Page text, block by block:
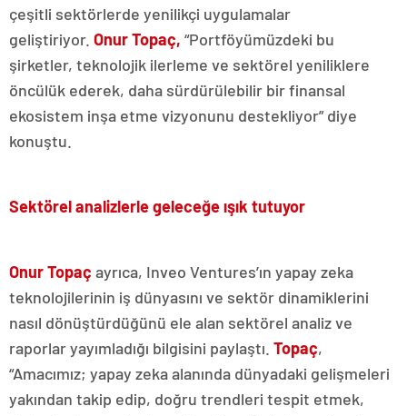
çeşitli sektörlerde yenilikçi uygulamalar
geliştiriyor. Onur Topaç, “Portföyümüzdeki bu
şirketler, teknolojik ilerleme ve sektörel yeniliklere
öncülük ederek, daha sürdürülebilir bir finansal
ekosistem inşa etme vizyonunu destekliyor” diye
konuştu.
Sektörel analizlerle geleceğe ışık tutuyor
Onur Topaç ayrıca, Inveo Ventures’ın yapay zeka
teknolojilerinin iş dünyasını ve sektör dinamiklerini
nasıl dönüştürdüğünü ele alan sektörel analiz ve
raporlar yayımladığı bilgisini paylaştı. Topaç,
“Amacımız; yapay zeka alanında dünyadaki gelişmeleri
yakından takip edip, doğru trendleri tespit etmek,